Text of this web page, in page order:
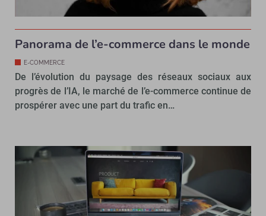
Panorama de l’e-commerce dans le monde
E-COMMERCE
De l’évolution du paysage des réseaux sociaux aux
progrès de l’IA, le marché de l’e-commerce continue de
prospérer avec une part du trafic en…